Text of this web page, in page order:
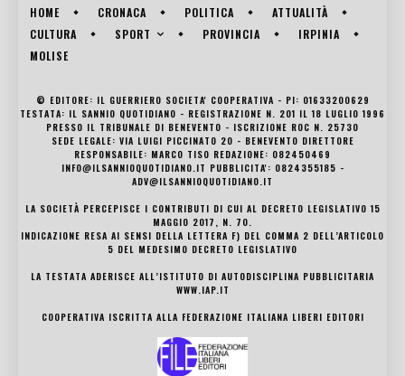
HOME CRONACA POLITICA
ATTUALITÀ
CULTURA
SPORT PROVINCIA
IRPINIA
MOLISE
© EDITORE: IL GUERRIERO SOCIETA' COOPERATIVA - PI: 01633200629
TESTATA: IL SANNIO QUOTIDIANO - REGISTRAZIONE N. 201 IL 18 LUGLIO 1996
PRESSO IL TRIBUNALE DI BENEVENTO - ISCRIZIONE ROC N. 25730
SEDE LEGALE: VIA LUIGI PICCINATO 20 - BENEVENTO DIRETTORE
RESPONSABILE: MARCO TISO REDAZIONE: 082450469
INFO@ILSANNIOQUOTIDIANO.IT PUBBLICITA': 0824355185 -
ADV@ILSANNIOQUOTIDIANO.IT
LA SOCIETÀ PERCEPISCE I CONTRIBUTI DI CUI AL DECRETO LEGISLATIVO 15
MAGGIO 2017, N. 70.
INDICAZIONE RESA AI SENSI DELLA LETTERA F) DEL COMMA 2 DELL’ARTICOLO
5 DEL MEDESIMO DECRETO LEGISLATIVO
LA TESTATA ADERISCE ALL’ISTITUTO DI AUTODISCIPLINA PUBBLICITARIA
WWW.IAP.IT
COOPERATIVA ISCRITTA ALLA FEDERAZIONE ITALIANA LIBERI EDITORI